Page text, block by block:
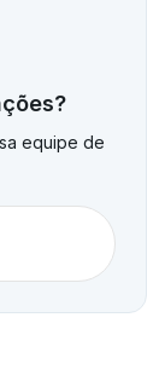
equipe de